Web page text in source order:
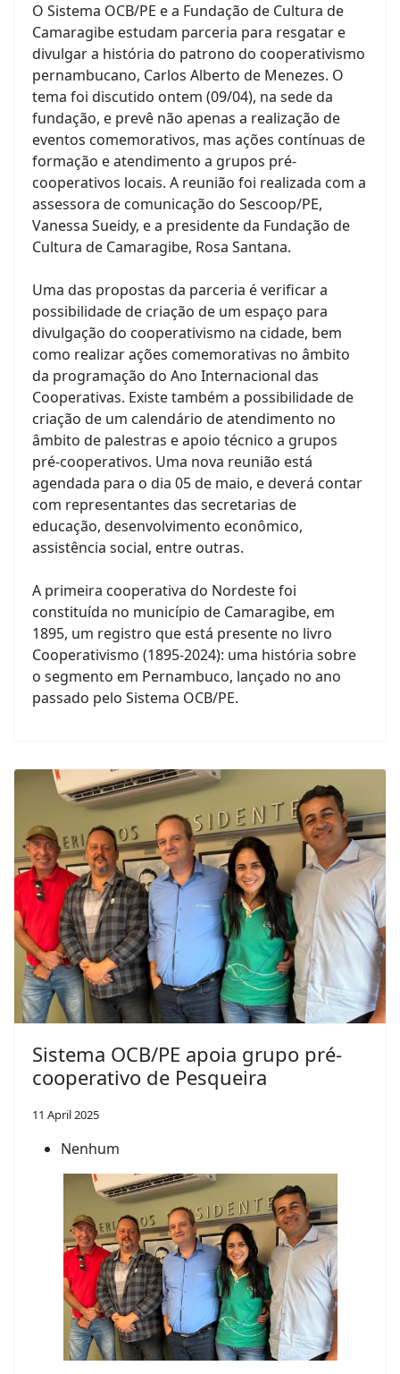
O Sistema OCB/PE e a Fundação de Cultura de
Camaragibe estudam parceria para resgatar e
divulgar a história do patrono do cooperativismo
pernambucano, Carlos Alberto de Menezes. O
tema foi discutido ontem (09/04), na sede da
fundação, e prevê não apenas a realização de
eventos comemorativos, mas ações contínuas de
formação e atendimento a grupos pré-
cooperativos locais. A reunião foi realizada com a
assessora de comunicação do Sescoop/PE,
Vanessa Sueidy, e a presidente da Fundação de
Cultura de Camaragibe, Rosa Santana.
Uma das propostas da parceria é verificar a
possibilidade de criação de um espaço para
divulgação do cooperativismo na cidade, bem
como realizar ações comemorativas no âmbito
da programação do Ano Internacional das
Cooperativas. Existe também a possibilidade de
criação de um calendário de atendimento no
âmbito de palestras e apoio técnico a grupos
pré-cooperativos. Uma nova reunião está
agendada para o dia 05 de maio, e deverá contar
com representantes das secretarias de
educação, desenvolvimento econômico,
assistência social, entre outras.
A primeira cooperativa do Nordeste foi
constituída no município de Camaragibe, em
1895, um registro que está presente no livro
Cooperativismo (1895-2024): uma história sobre
o segmento em Pernambuco, lançado no ano
passado pelo Sistema OCB/PE.
Sistema OCB/PE apoia grupo pré-
cooperativo de Pesqueira
11 April 2025
Nenhum